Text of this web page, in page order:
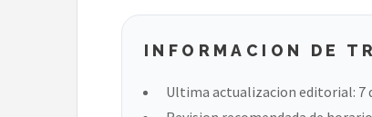
INFORMACION DE
Ultima actualizacion editorial: 7